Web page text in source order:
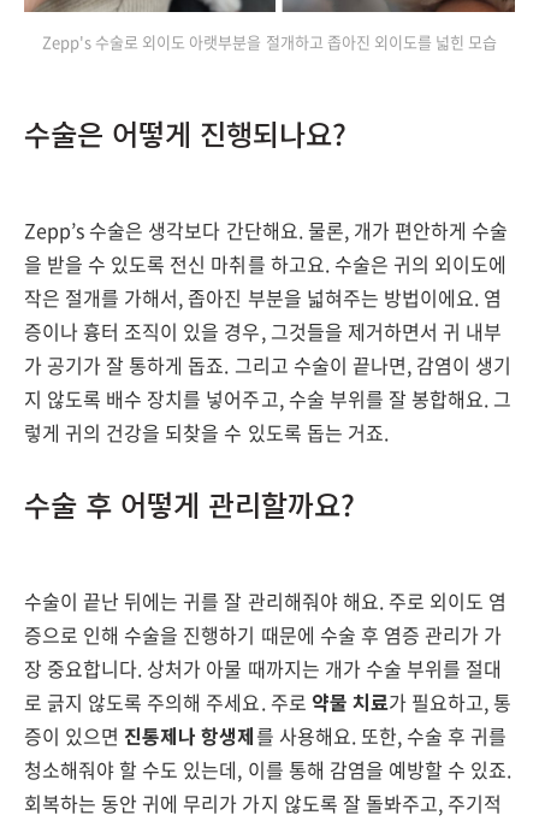
Zepp's 수술로 외이도 아랫부분을 절개하고 좁아진 외이도를 넓힌 모습
수술은 어떻게 진행되나요?
Zepp’s 수술은 생각보다 간단해요. 물론, 개가 편안하게 수술
을 받을 수 있도록 전신 마취를 하고요. 수술은 귀의 외이도에
작은 절개를 가해서, 좁아진 부분을 넓혀주는 방법이에요. 염
증이나 흉터 조직이 있을 경우, 그것들을 제거하면서 귀 내부
가 공기가 잘 통하게 돕죠. 그리고 수술이 끝나면, 감염이 생기
지 않도록 배수 장치를 넣어주고, 수술 부위를 잘 봉합해요. 그
렇게 귀의 건강을 되찾을 수 있도록 돕는 거죠.
수술 후 어떻게 관리할까요?
수술이 끝난 뒤에는 귀를 잘 관리해줘야 해요. 주로 외이도 염
증으로 인해 수술을 진행하기 때문에 수술 후 염증 관리가 가
장 중요합니다. 상처가 아물 때까지는 개가 수술 부위를 절대
로 긁지 않도록 주의해 주세요. 주로 약물 치료가 필요하고, 통
증이 있으면 진통제나 항생제를 사용해요. 또한, 수술 후 귀를
청소해줘야 할 수도 있는데, 이를 통해 감염을 예방할 수 있죠.
회복하는 동안 귀에 무리가 가지 않도록 잘 돌봐주고, 주기적